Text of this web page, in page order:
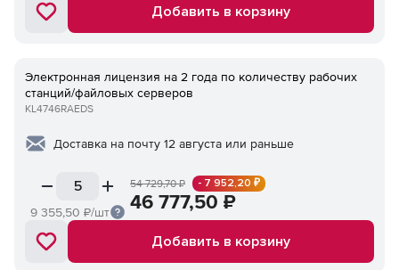
Добавить в корзину
Электронная лицензия на 2 года по количеству рабочих
станций/файловых серверов
KL4746RAEDS
Доставка на почту 12 августа или раньше
9 355,50 ₽/шт
54 729,70₽ - 7 952,20 ₽
46 777,50 ₽
Добавить в корзину